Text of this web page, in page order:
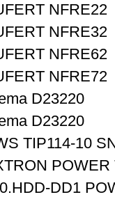
NFRE22
NFRE32
NFRE62
NFRE72
D23220
D23220
TIP114-10
DD1